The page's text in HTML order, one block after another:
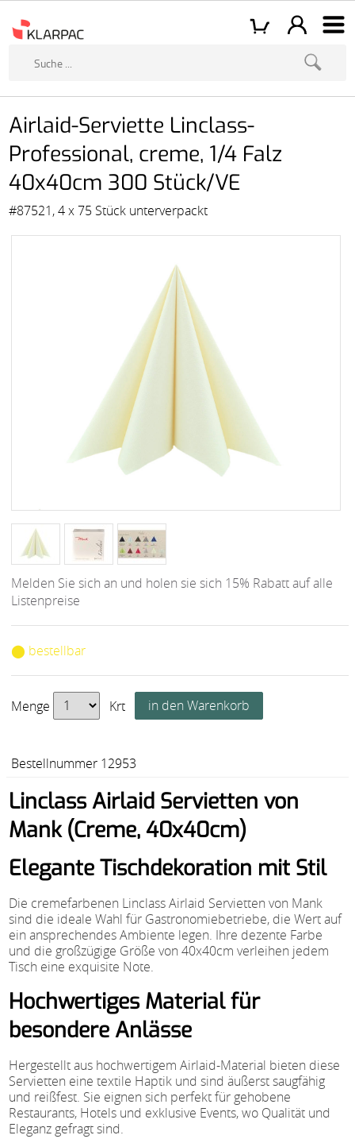
Airlaid-Serviette Linclass-
Professional, creme, 1/4 Falz
40x40cm 300 Stück/VE
#87521, 4 x 75 Stück unterverpackt
Melden Sie sich an und holen sie sich 15% Rabatt auf alle
Listenpreise
⬤ bestellbar
Menge Krt
Bestellnummer 12953
Linclass Airlaid Servietten von
Mank (Creme, 40x40cm)
Elegante Tischdekoration mit Stil
Die cremefarbenen Linclass Airlaid Servietten von Mank
sind die ideale Wahl für Gastronomiebetriebe, die Wert auf
ein ansprechendes Ambiente legen. Ihre dezente Farbe
und die großzügige Größe von 40x40cm verleihen jedem
Tisch eine exquisite Note.
Hochwertiges Material für
besondere Anlässe
Hergestellt aus hochwertigem Airlaid-Material bieten diese
Servietten eine textile Haptik und sind äußerst saugfähig
und reißfest. Sie eignen sich perfekt für gehobene
Restaurants, Hotels und exklusive Events, wo Qualität und
Eleganz gefragt sind.